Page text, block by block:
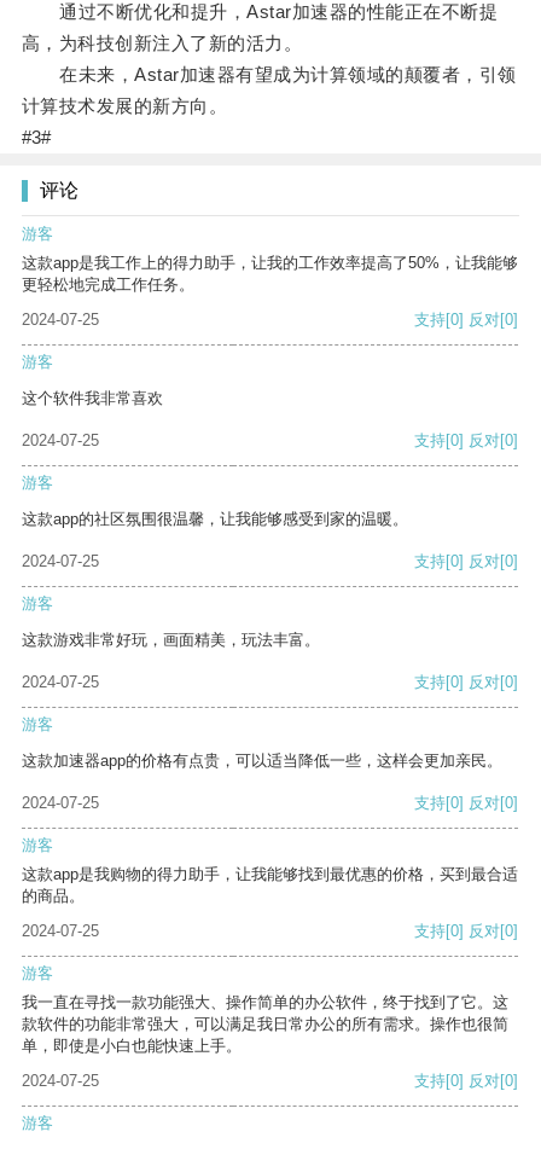
通过不断优化和提升，Astar加速器的性能正在不断提
高，为科技创新注入了新的活力。
在未来，Astar加速器有望成为计算领域的颠覆者，引领
计算技术发展的新方向。
#3#
评论
游客
这款app是我工作上的得力助手，让我的工作效率提高了50%，让我能够
更轻松地完成工作任务。
2024-07-25
支持[0] 反对[0]
游客
这个软件我非常喜欢
2024-07-25 支持[0] 反对[0]
游客
这款app的社区氛围很温馨，让我能够感受到家的温暖。
2024-07-25 支持[0] 反对[0]
游客
这款游戏非常好玩，画面精美，玩法丰富。
2024-07-25 支持[0] 反对[0]
游客
这款加速器app的价格有点贵，可以适当降低一些，这样会更加亲民。
2024-07-25 支持[0] 反对[0]
游客
这款app是我购物的得力助手，让我能够找到最优惠的价格，买到最合适
的商品。
2024-07-25
支持[0] 反对[0]
游客
我一直在寻找一款功能强大、操作简单的办公软件，终于找到了它。这
款软件的功能非常强大，可以满足我日常办公的所有需求。操作也很简
单，即使是小白也能快速上手。
2024-07-25
支持[0] 反对[0]
游客